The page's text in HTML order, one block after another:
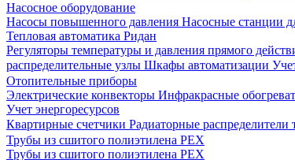
Насосное оборудование
Насосы повышенного давления Насосные станции
Тепловая автоматика Ридан
Регуляторы температуры и давления прямого
распределительные узлы Шкафы автоматизации
Отопительные приборы
Электрические конвекторы Инфракрасные
Учет энергоресурсов
Квартирные счетчики Радиаторные распределители
Трубы из сшитого полиэтилена PEX
Трубы из сшитого полиэтилена PEX